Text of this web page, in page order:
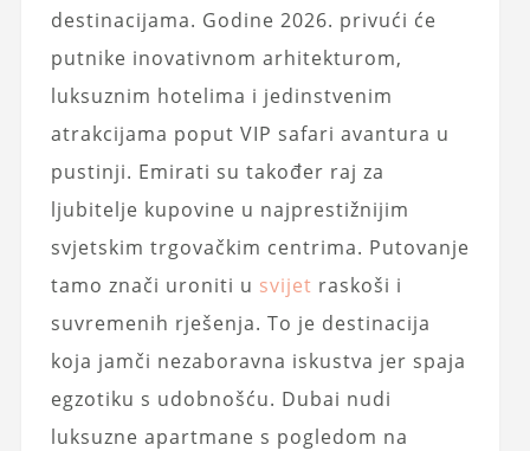
destinacijama. Godine 2026. privući će
putnike inovativnom arhitekturom,
luksuznim hotelima i jedinstvenim
atrakcijama poput VIP safari avantura u
pustinji. Emirati su također raj za
ljubitelje kupovine u najprestižnijim
svjetskim trgovačkim centrima. Putovanje
tamo znači uroniti u svijet raskoši i
suvremenih rješenja. To je destinacija
koja jamči nezaboravna iskustva jer spaja
egzotiku s udobnošću. Dubai nudi
luksuzne apartmane s pogledom na